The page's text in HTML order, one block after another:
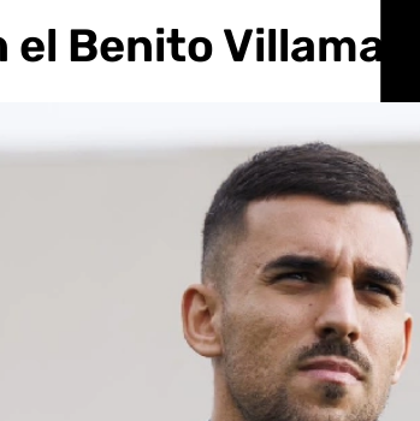
Benito Villamarín